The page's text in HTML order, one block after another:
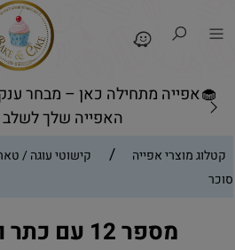
🧁אפייה מתחילה כאן – מבחר
האפייה שלך
קטלוג מוצרי אפייה / קישוטי עוגה /
סוכר
מספר 12 עם כתר ורוד מטאלי